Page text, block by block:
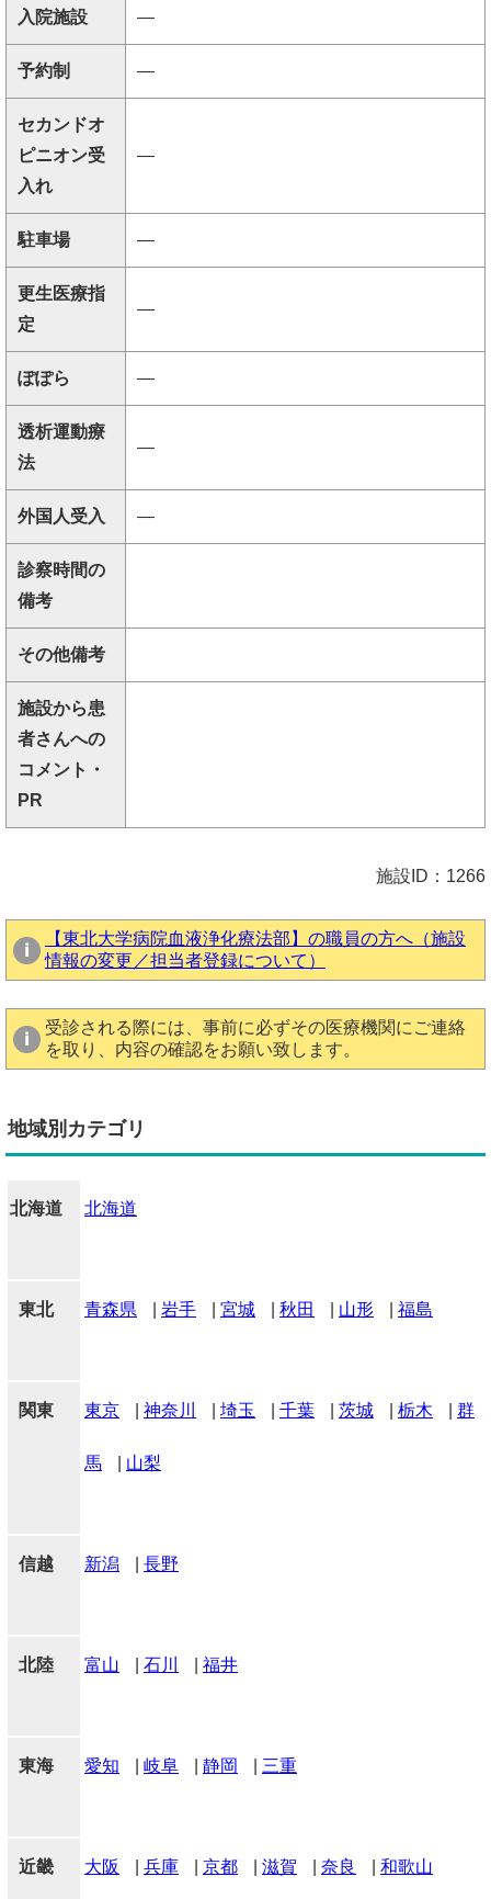
入院施設 ―
予約制 ―
セカンドオ
ピニオン受
入れ
―
駐車場 ―
更生医療指
定
―
ぽぽら ―
透析運動療
法
―
外国人受入 ―
診察時間の
備考
その他備考
施設から患
者さんへの
コメント・
PR
施設ID：1266
【東北大学病院血液浄化療法部】の職員の方へ（施設
情報の変更／担当者登録について）
受診される際には、事前に必ずその医療機関にご連絡
を取り、内容の確認をお願い致します。
地域別カテゴリ
北海道 北海道
東北 青森県 岩手 宮城 秋田 山形 福島
関東 東京 神奈川 埼玉 千葉 茨城 栃木 群
馬 山梨
信越 新潟 長野
北陸 富山 石川 福井
東海 愛知 岐阜 静岡 三重
近畿 大阪 兵庫 京都 滋賀 奈良 和歌山